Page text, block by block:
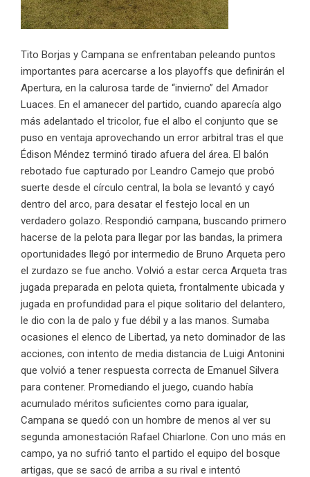
Tito Borjas y Campana se enfrentaban peleando puntos
importantes para acercarse a los playoffs que definirán el
Apertura, en la calurosa tarde de “invierno” del Amador
Luaces. En el amanecer del partido, cuando aparecía algo
más adelantado el tricolor, fue el albo el conjunto que se
puso en ventaja aprovechando un error arbitral tras el que
Édison Méndez terminó tirado afuera del área. El balón
rebotado fue capturado por Leandro Camejo que probó
suerte desde el círculo central, la bola se levantó y cayó
dentro del arco, para desatar el festejo local en un
verdadero golazo. Respondió campana, buscando primero
hacerse de la pelota para llegar por las bandas, la primera
oportunidades llegó por intermedio de Bruno Arqueta pero
el zurdazo se fue ancho. Volvió a estar cerca Arqueta tras
jugada preparada en pelota quieta, frontalmente ubicada y
jugada en profundidad para el pique solitario del delantero,
le dio con la de palo y fue débil y a las manos. Sumaba
ocasiones el elenco de Libertad, ya neto dominador de las
acciones, con intento de media distancia de Luigi Antonini
que volvió a tener respuesta correcta de Emanuel Silvera
para contener. Promediando el juego, cuando había
acumulado méritos suficientes como para igualar,
Campana se quedó con un hombre de menos al ver su
segunda amonestación Rafael Chiarlone. Con uno más en
campo, ya no sufrió tanto el partido el equipo del bosque
artigas, que se sacó de arriba a su rival e intentó